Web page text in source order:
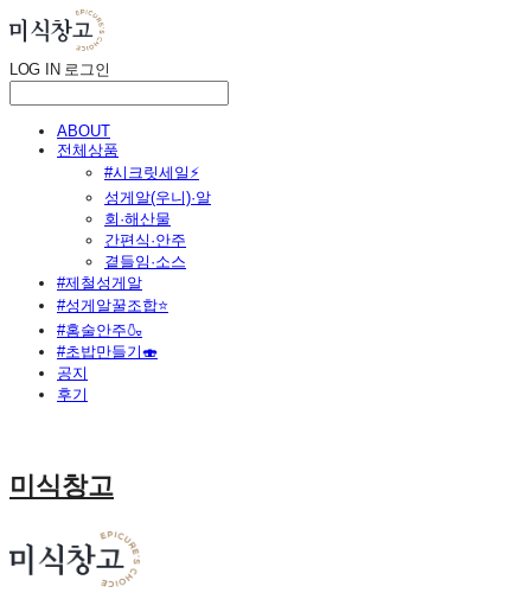
LOG IN 로그인
ABOUT
전체상품
#시크릿세일⚡
성게알(우니)·알
회·해산물
간편식·안주
곁들임·소스
#제철성게알
#성게알꿀조합⭐
#홈술안주🍶
#초밥만들기🍣
공지
후기
미식창고